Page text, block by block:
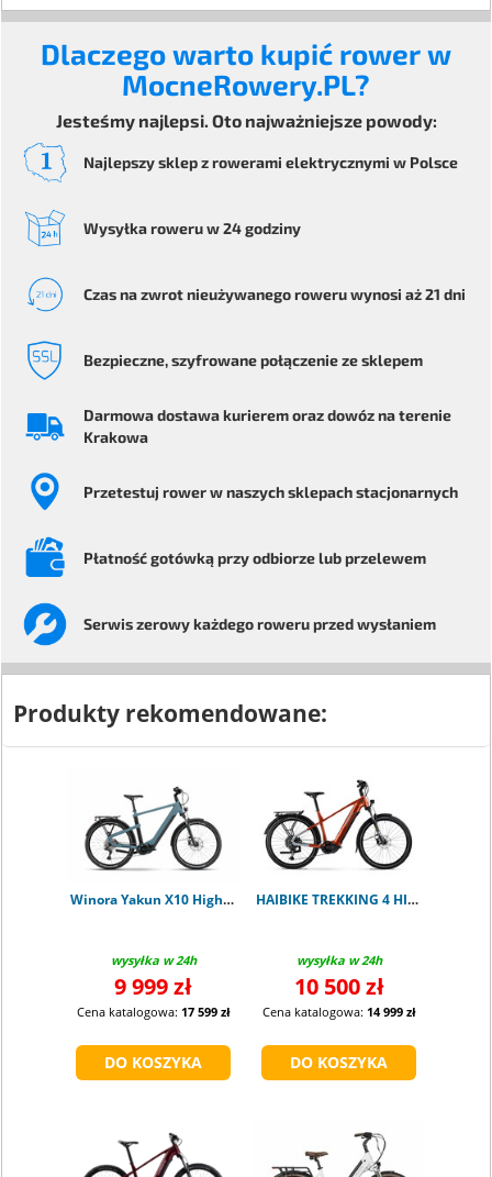
Dlaczego warto kupić rower w
MocneRowery.PL?
Jesteśmy najlepsi. Oto najważniejsze powody:
Najlepszy sklep z rowerami elektrycznymi w Polsce
Wysyłkaroweruw 24 godziny
Czas na zwrotnieużywanego roweruwynosi aż 21 dni
Bezpieczne, szyfrowanepołączenie ze sklepem
Darmowa dostawa kurieremoraz dowóz na terenie
Krakowa
Przetestuj rowerw naszych sklepach stacjonarnych
Płatność gotówką przy odbiorzelub przelewem
Serwiszerowy każdegoroweru przed wysłaniem
Produkty rekomendowane:
Winora Yakun X10 High shark M
wysyłka w 24h
9 999 zł
Cena katalogowa: 17 599 zł
HAIBIKE TREKKING 4 HIGH ORANGE M
wysyłka w 24h
10 500 zł
Cena katalogowa: 14 999 zł